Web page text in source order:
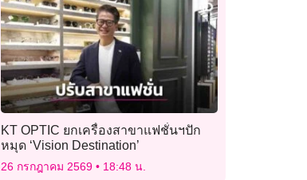
KT OPTIC ยกเครื่องสาขาแฟชั่นฯปัก
หมุด ‘Vision Destination’
26 กรกฎาคม 2569 18:48 น.